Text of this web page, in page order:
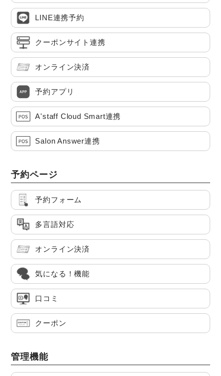
LINE連携予約
クーポンサイト連携
オンライン決済
予約アプリ
A'staff Cloud Smart連携
Salon Answer連携
予約ページ
予約フォーム
多言語対応
オンライン決済
気になる！機能
口コミ
クーポン
管理機能